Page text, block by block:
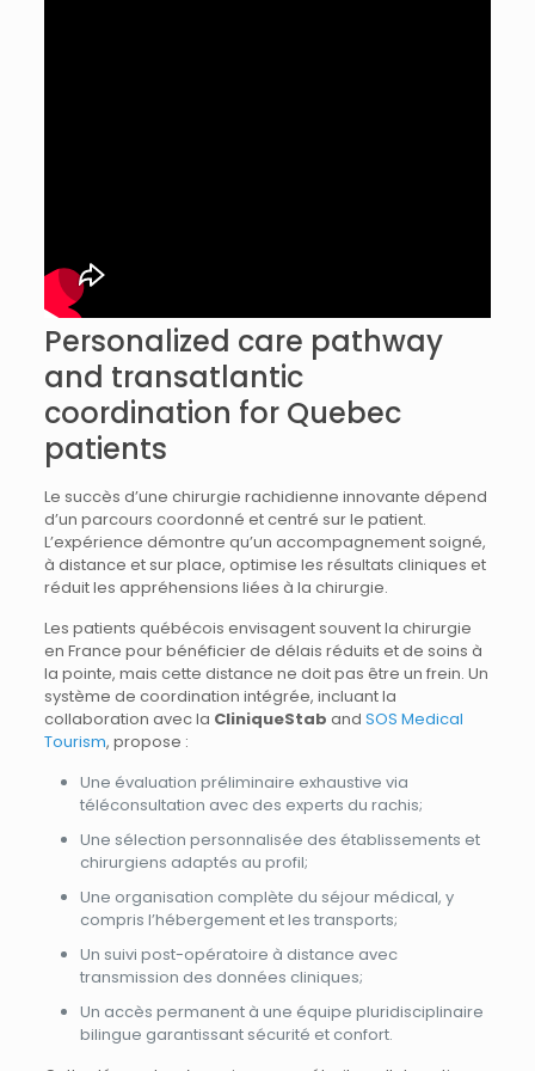
Personalized care pathway
and transatlantic
coordination for Quebec
patients
Le succès d’une chirurgie rachidienne innovante dépend
d’un parcours coordonné et centré sur le patient.
L’expérience démontre qu’un accompagnement soigné,
à distance et sur place, optimise les résultats cliniques et
réduit les appréhensions liées à la chirurgie.
Les patients québécois envisagent souvent la chirurgie
en France pour bénéficier de délais réduits et de soins à
la pointe, mais cette distance ne doit pas être un frein. Un
système de coordination intégrée, incluant la
collaboration avec la CliniqueStab and SOS Medical
Tourism, propose :
Une évaluation préliminaire exhaustive via
téléconsultation avec des experts du rachis;
Une sélection personnalisée des établissements et
chirurgiens adaptés au profil;
Une organisation complète du séjour médical, y
compris l’hébergement et les transports;
Un suivi post-opératoire à distance avec
transmission des données cliniques;
Un accès permanent à une équipe pluridisciplinaire
bilingue garantissant sécurité et confort.